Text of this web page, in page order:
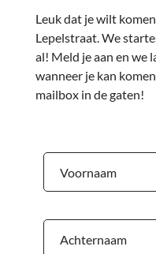
Leuk dat je wilt
Lepelstraat. We
al! Meld je aan en we
wanneer je kan
mailbox in de gaten!